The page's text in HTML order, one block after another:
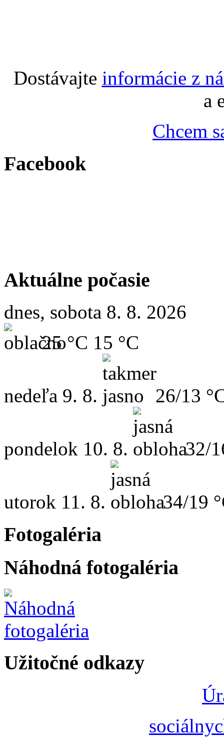
Dostávajte informácie z
a
Chcem
Facebook
Aktuálne počasie
dnes, sobota 8. 8. 2026
25 °C 15 °C
nedeľa 9. 8. 26/13
pondelok 10. 8. 32/
utorok 11. 8. 34/19
Fotogaléria
Náhodná fotogaléria
Užitočné odkazy